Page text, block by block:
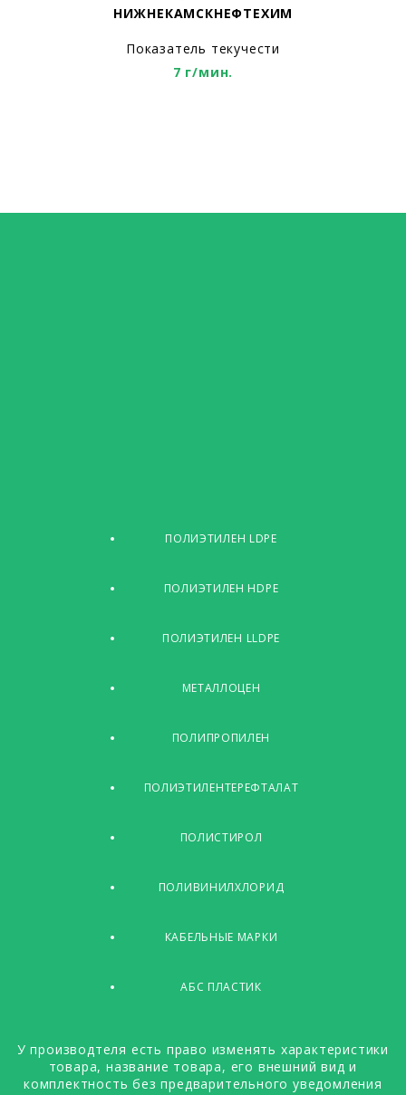
НИЖНЕКАМСКНЕФТЕХИМ
Показатель текучести
7 г/мин.
ПОЛИЭТИЛЕН LDPE
ПОЛИЭТИЛЕН HDPE
ПОЛИЭТИЛЕН LLDPE
МЕТАЛЛОЦЕН
ПОЛИПРОПИЛЕН
ПОЛИЭТИЛЕНТЕРЕФТАЛАТ
ПОЛИСТИРОЛ
ПОЛИВИНИЛХЛОРИД
КАБЕЛЬНЫЕ МАРКИ
АБС ПЛАСТИК
У производтеля есть право изменять характеристики
товара, название товара, его внешний вид и
комплектность без предварительного уведомления